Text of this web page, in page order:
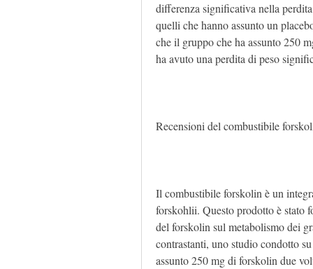
differenza significativa nella
quelli che hanno assunto un
che il gruppo che ha assunto 250
ha avuto una perdita di peso
Recensioni del combustibile
Il combustibile forskolin è un
forskohlii. Questo prodotto è stato
del forskolin sul metabolismo dei
contrastanti, uno studio condotto
assunto 250 mg di forskolin due